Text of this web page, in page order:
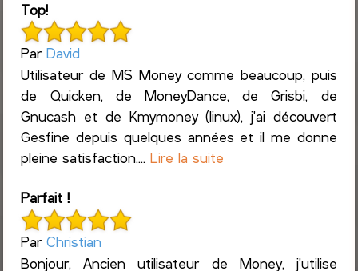
Top!
ParDavid
Utilisateur de MS Money comme beaucoup, puis
de Quicken, de MoneyDance, de Grisbi, de
Gnucash et de Kmymoney (linux), j'ai découvert
Gesfine depuis quelques années et il me donne
pleine satisfaction....Lire la suite
Parfait !
ParChristian
Bonjour, Ancien utilisateur de Money, j'utilise